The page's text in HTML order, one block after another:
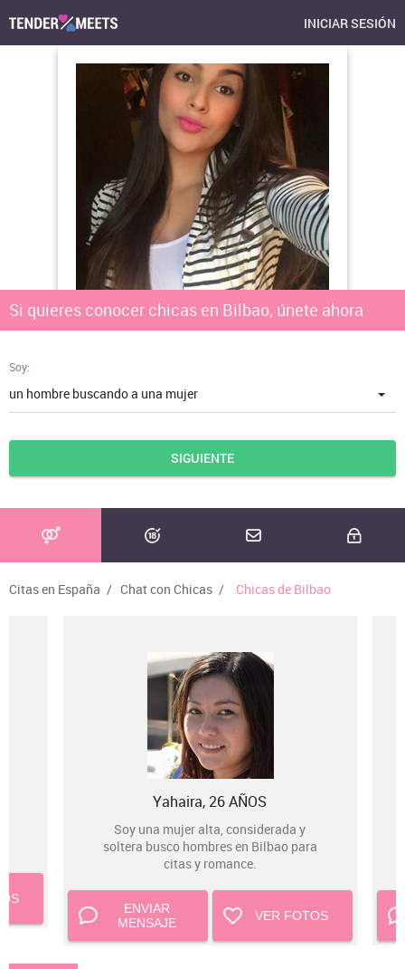
INICIAR SESIÓN
Si quieres conocer chicas en Bilbao, únete ahora
Soy:
SIGUIENTE
Citas en España / Chat con Chicas / Chicas de Bilbao
Yahaira, 26 AÑOS
Soy una mujer alta, considerada y
soltera busco hombres en Bilbao para
citas y romance.
ENVIAR
MENSAJE
VER FOTOS